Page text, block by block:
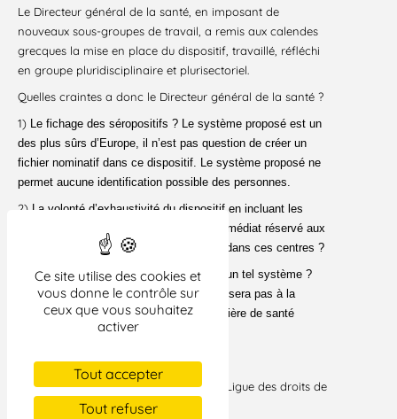
Ce site utilise des cookies et
vous donne le contrôle sur
ceux que vous souhaitez
activer
Tout accepter
Tout refuser
Le Directeur général de la santé, en imposant de
nouveaux sous-groupes de travail, a remis aux calendes
grecques la mise en place du dispositif, travaillé, réfléchi
en groupe pluridisciplinaire et plurisectoriel.
Quelles craintes a donc le Directeur général de la santé ?
1) Le fichage des séropositifs ? Le système proposé est un
des plus sûrs d’Europe, il n’est pas question de créer un
fichier nominatif dans ce dispositif. Le système proposé ne
permet aucune identification possible des personnes.
2) La volonté d’exhaustivité du dispositif en incluant les
CDAG ? Qu’en sera-t-il de l’anonymat immédiat réservé aux
personnes qui viennent se faire dépister dans ces centres ?
La volonté de ne pas mettre en place un tel système ?
Qu’on nous le dise tout de suite, on n’en sera pas à la
première irresponsabilité de l’État en matière de santé
publique et d’infection par la VIH/sida.
Paris, le 27 avril 2000
Communiqué communAct-Up, AIDES, Ligue des droits de
l’homme, Sol en Si, Sida Info Service.